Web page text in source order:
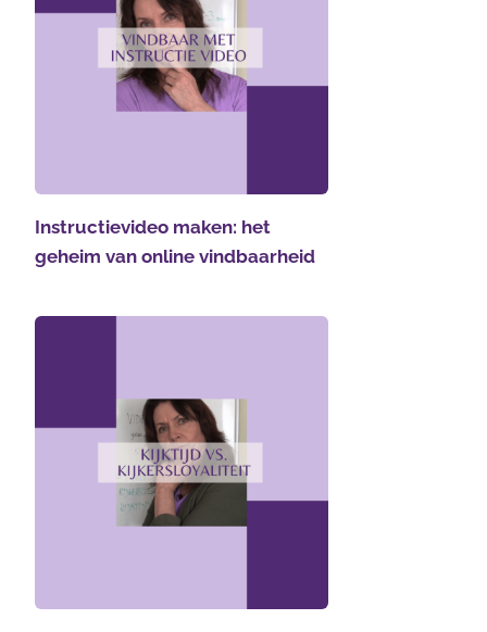
Instructievideo maken: het
geheim van online vindbaarheid